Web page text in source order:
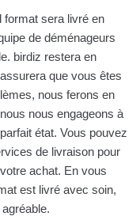
format sera livré en
de déménageurs
birdiz restera en
que vous êtes
nous ferons en
nous engageons à
état. Vous pouvez
de livraison pour
achat. En vous
est livré avec soin,